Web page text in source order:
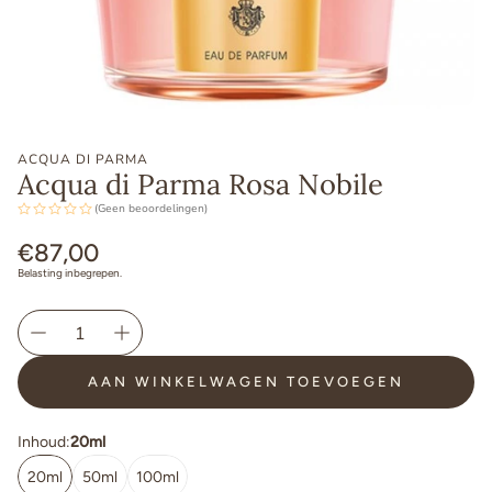
ACQUA DI PARMA
Acqua di Parma Rosa Nobile
(Geen beoordelingen)
Normale
prijs
€87,00
Belasting inbegrepen.
AAN WINKELWAGEN TOEVOEGEN
Inhoud:20ml
20ml
50ml 100ml